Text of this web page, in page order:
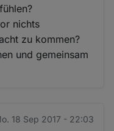
nichts
zu kommen?
und gemeinsam
18 Sep 2017 - 22:03